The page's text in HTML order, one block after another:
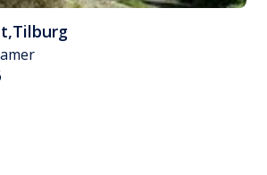
,Tilburg